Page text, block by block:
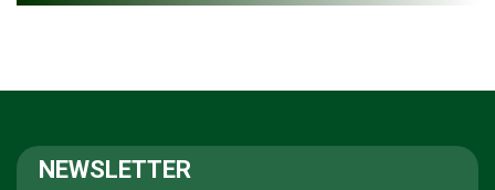
NEWSLETTER